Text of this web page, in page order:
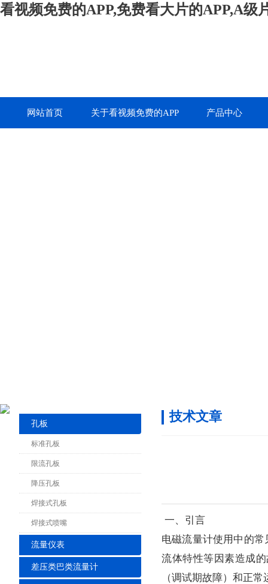
看视频免费的APP,免费看大片的APP,A级
网站首页 关于看视频免费的APP 产品中心
孔板
标准孔板
限流孔板
降压孔板
焊接式孔板
焊接式喷嘴
流量仪表
差压类巴类流量计
技术文章
一、引言
电磁流量计使用中的常见
流体特性等因素造成的故
（调试期故障）和正常